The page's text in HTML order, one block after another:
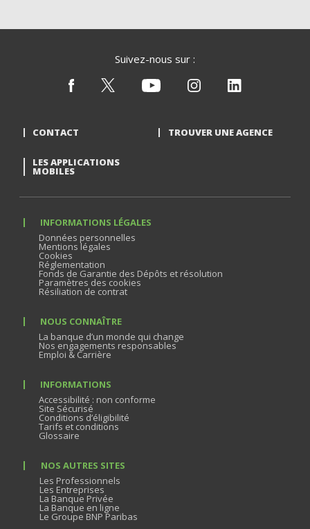
Suivez-nous sur :
CONTACT TROUVER UNE AGENCE
LES APPLICATIONS
MOBILES
INFORMATIONS LÉGALES
Données personnelles
Mentions légales
Cookies
Réglementation
Fonds de Garantie des Dépôts et résolution
Paramètres des cookies
Résiliation de contrat
NOUS CONNAÎTRE
La banque d’un monde qui change
Nos engagements responsables
Emploi & Carrière
INFORMATIONS
Accessibilité : non conforme
Site Sécurisé
Conditions d’éligibilité
Tarifs et conditions
Glossaire
NOS AUTRES SITES
Les Professionnels
Les Entreprises
La Banque Privée
La Banque en ligne
Le Groupe BNP Paribas